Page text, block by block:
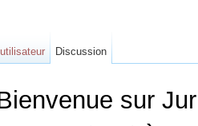
sur
Discussion